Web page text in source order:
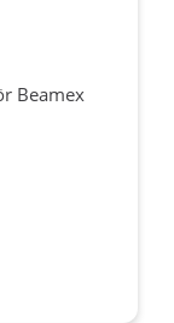
Beamex